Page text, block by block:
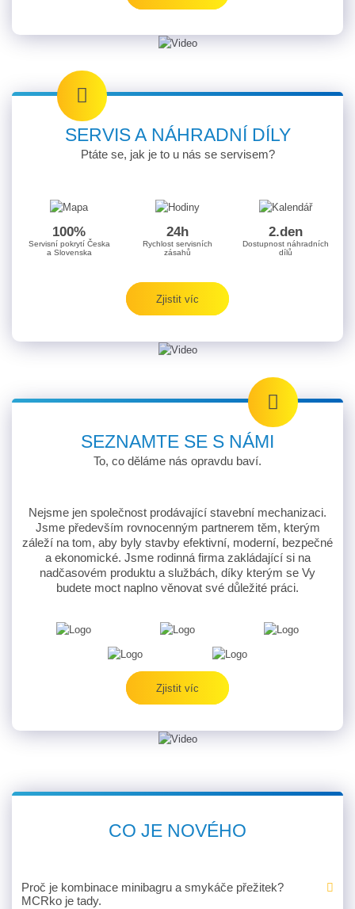
SERVIS A NÁHRADNÍ DÍLY
Ptáte se, jak je to u nás se servisem?
100%
Servisní pokrytí Česka
a Slovenska
24h
Rychlost servisních
zásahů
2.den
Dostupnost náhradních
dílů
Zjistit víc
SEZNAMTE SE S NÁMI
To, co děláme nás opravdu baví.
Nejsme jen společnost prodávající stavební mechanizaci.
Jsme především rovnocenným partnerem těm, kterým
záleží na tom, aby byly stavby efektivní, moderní, bezpečné
a ekonomické. Jsme rodinná firma zakládající si na
nadčasovém produktu a službách, díky kterým se Vy
budete moct naplno věnovat své důležité práci.
Zjistit víc
CO JE NOVÉHO
Proč je kombinace minibagru a smykáče přežitek?
MCRko je tady.